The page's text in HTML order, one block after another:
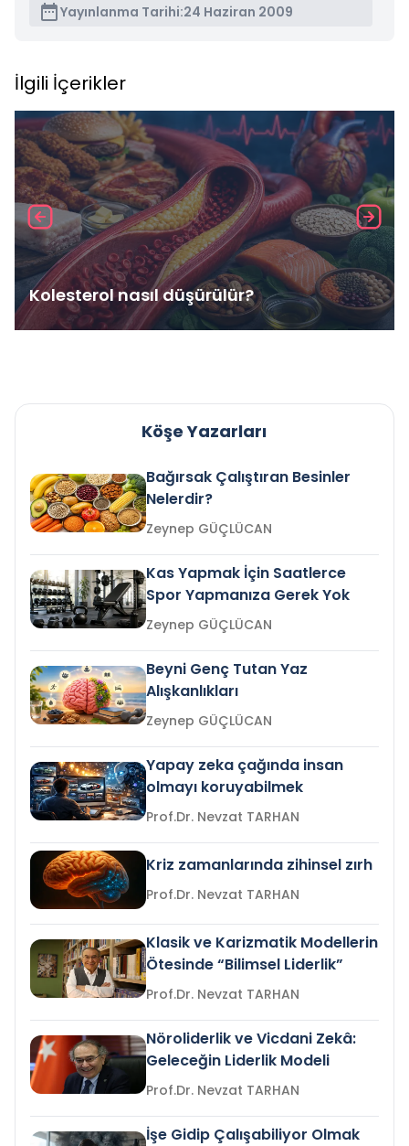
Yayınlanma Tarihi:24 Haziran 2009
İlgili İçerikler
Kolesterol nasıl düşürülür?
Köşe Yazarları
Bağırsak Çalıştıran Besinler
Nelerdir?
Zeynep GÜÇLÜCAN
Kas Yapmak İçin Saatlerce
Spor Yapmanıza Gerek Yok
Zeynep GÜÇLÜCAN
Beyni Genç Tutan Yaz
Alışkanlıkları
Zeynep GÜÇLÜCAN
Yapay zeka çağında insan
olmayı koruyabilmek
Prof.Dr. Nevzat TARHAN
Kriz zamanlarında zihinsel zırh
Prof.Dr. Nevzat TARHAN
Klasik ve Karizmatik Modellerin
Ötesinde “Bilimsel Liderlik”
Prof.Dr. Nevzat TARHAN
Nöroliderlik ve Vicdani Zekâ:
Geleceğin Liderlik Modeli
Prof.Dr. Nevzat TARHAN
İşe Gidip Çalışabiliyor Olmak